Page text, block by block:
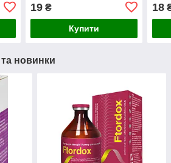
19₴
Купити
18
та новинки